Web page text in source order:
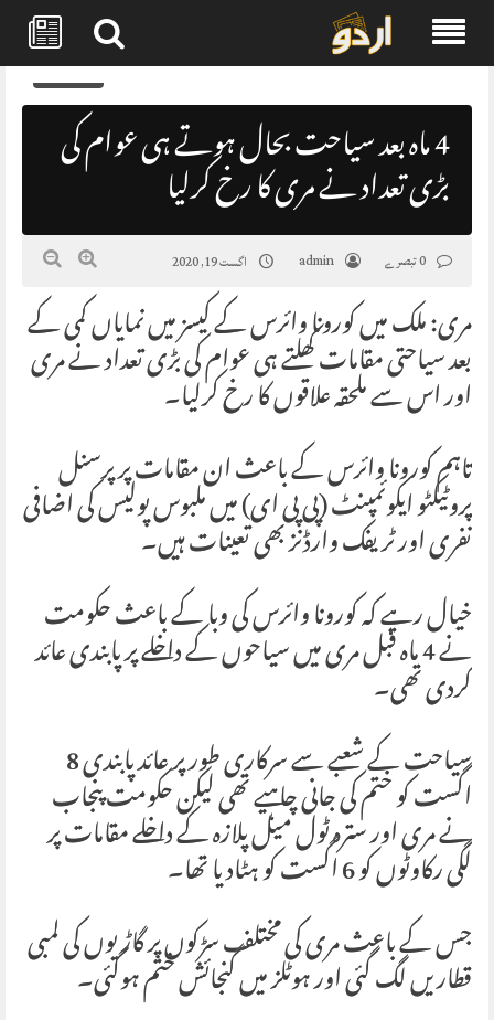
Skip
content
0
4 ماہ بعد سیاحت بحال ہوتے ہی عوام کی
بڑی تعداد نے مری کا رخ کرلیا
admin اگست 19, 2020
مری: ملک میں کورونا وائرس کے کیسز میں نمایاں کمی کے
بعد سیاحتی مقامات کھلتے ہی عوام کی بڑی تعداد نے مری
اور اس سے ملحقہ علاقوں کا رخ کرلیا۔
تاہم کورونا وائرس کے باعث ان مقامات پر پرسنل
پروٹیکٹو ایکوئمپنٹ (پی پی ای) میں ملبوس پولیس کی اضافی
نفری اور ٹریفک وارڈنز بھی تعینات ہیں۔
خیال رہے کہ کورونا وائرس کی وبا کے باعث حکومت
نے 4 ماہ قبل مری میں سیاحوں کے داخلے پر پابندی عائدکردی تھی۔
سیاحت کے شعبے سے سرکاری طور پر عائد پابندی 8
اگست کو ختم کی جانی چاہیے تھی لیکن حکومت پنجاب
نے مری اور سترہ ٹول میل پلازہ کے داخلے مقامات پر
لگی رکاوٹوں کو 6 اگست کو ہٹادیا تھا۔
جس کے باعث مری کی مختلف سڑکوں پر گاڑیوں کی لمبی
قطاریں لگ گئی اور ہوٹلز میں گنجائش ختم ہوگئی۔